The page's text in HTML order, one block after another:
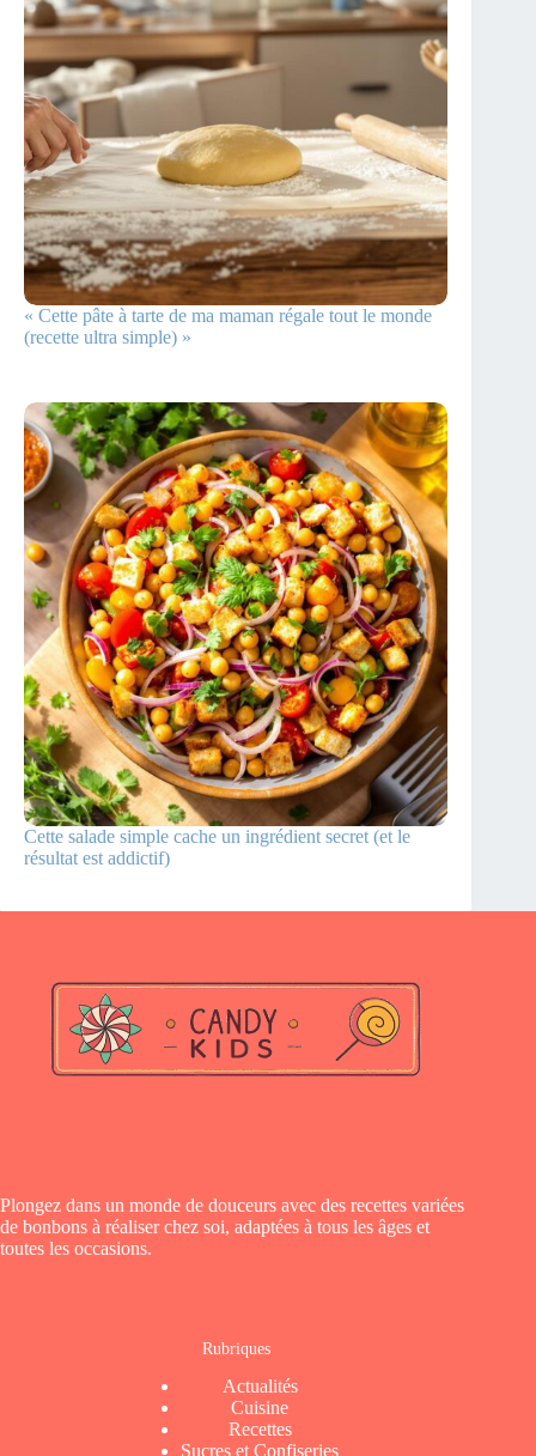
« Cette pâte à tarte de ma maman régale tout le monde
(recette ultra simple) »
Cette salade simple cache un ingrédient secret (et le
résultat est addictif)
Plongez dans un monde de douceurs avec des recettes variées
de bonbons à réaliser chez soi, adaptées à tous les âges et
toutes les occasions.
Rubriques
Actualités
Cuisine
Recettes
Sucres et Confiseries